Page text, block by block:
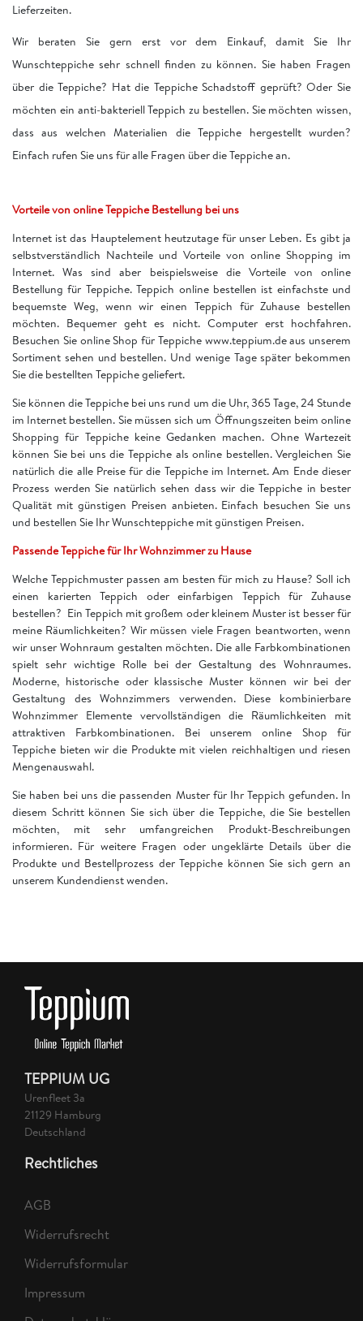
Lieferzeiten.
Wir beraten Sie gern erst vor dem Einkauf, damit Sie Ihr
Wunschteppiche sehr schnell finden zu können. Sie haben Fragen
über die Teppiche? Hat die Teppiche Schadstoff geprüft? Oder Sie
möchten ein anti-bakteriell Teppich zu bestellen. Sie möchten wissen,
dass aus welchen Materialien die Teppiche hergestellt wurden?
Einfach rufen Sie uns für alle Fragen über die Teppiche an.
Vorteile von online Teppiche Bestellung bei uns
Internet ist das Hauptelement heutzutage für unser Leben. Es gibt ja
selbstverständlich Nachteile und Vorteile von online Shopping im
Internet. Was sind aber beispielsweise die Vorteile von online
Bestellung für Teppiche. Teppich online bestellen ist einfachste und
bequemste Weg, wenn wir einen Teppich für Zuhause bestellen
möchten. Bequemer geht es nicht. Computer erst hochfahren.
Besuchen Sie online Shop für Teppiche www.teppium.de aus unserem
Sortiment sehen und bestellen. Und wenige Tage später bekommen
Sie die bestellten Teppiche geliefert.
Sie können die Teppiche bei uns rund um die Uhr, 365 Tage, 24 Stunde
im Internet bestellen. Sie müssen sich um Öffnungszeiten beim online
Shopping für Teppiche keine Gedanken machen. Ohne Wartezeit
können Sie bei uns die Teppiche als online bestellen. Vergleichen Sie
natürlich die alle Preise für die Teppiche im Internet. Am Ende dieser
Prozess werden Sie natürlich sehen dass wir die Teppiche in bester
Qualität mit günstigen Preisen anbieten. Einfach besuchen Sie uns
und bestellen Sie Ihr Wunschteppiche mit günstigen Preisen.
Passende Teppiche für Ihr Wohnzimmer zu Hause
Welche Teppichmuster passen am besten für mich zu Hause? Soll ich
einen karierten Teppich oder einfarbigen Teppich für Zuhause
bestellen? Ein Teppich mit großem oder kleinem Muster ist besser für
meine Räumlichkeiten? Wir müssen viele Fragen beantworten, wenn
wir unser Wohnraum gestalten möchten. Die alle Farbkombinationen
spielt sehr wichtige Rolle bei der Gestaltung des Wohnraumes.
Moderne, historische oder klassische Muster können wir bei der
Gestaltung des Wohnzimmers verwenden. Diese kombinierbare
Wohnzimmer Elemente vervollständigen die Räumlichkeiten mit
attraktiven Farbkombinationen. Bei unserem online Shop für
Teppiche bieten wir die Produkte mit vielen reichhaltigen und riesen
Mengenauswahl.
Sie haben bei uns die passenden Muster für Ihr Teppich gefunden. In
diesem Schritt können Sie sich über die Teppiche, die Sie bestellen
möchten, mit sehr umfangreichen Produkt-Beschreibungen
informieren. Für weitere Fragen oder ungeklärte Details über die
Produkte und Bestellprozess der Teppiche können Sie sich gern an
unserem Kundendienst wenden.
TEPPIUM UG
Urenfleet 3a
21129 Hamburg
Deutschland
Rechtliches
AGB
Widerrufsrecht
Widerrufsformular
Impressum